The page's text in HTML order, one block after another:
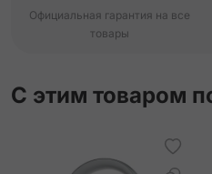
Официальная гарантия на все
товары
С этим товаром